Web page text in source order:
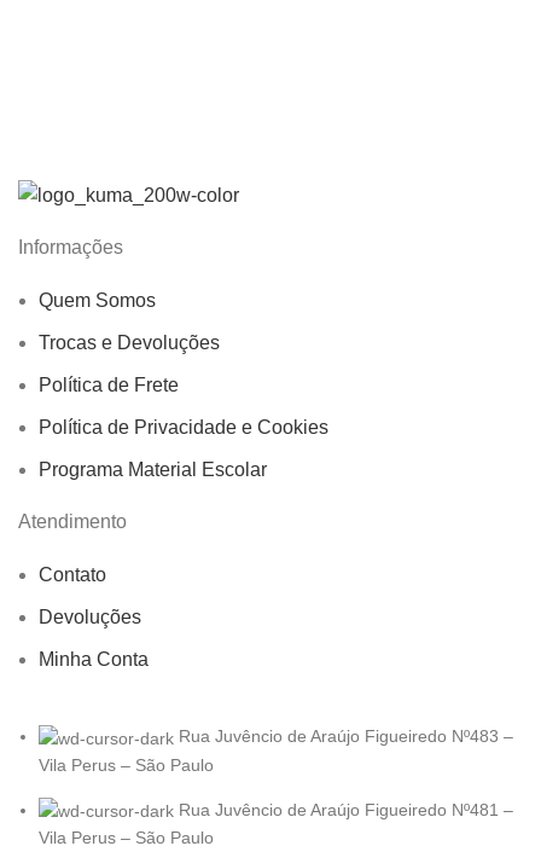
Informações
Quem Somos
Trocas e Devoluções
Política de Frete
Política de Privacidade e Cookies
Programa Material Escolar
Atendimento
Contato
Devoluções
Minha Conta
Rua Juvêncio de Araújo Figueiredo Nº483 –
Vila Perus – São Paulo
Rua Juvêncio de Araújo Figueiredo Nº481 –
Vila Perus – São Paulo